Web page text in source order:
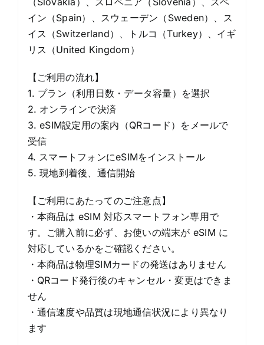
イン（Spain）、スウェーデン（Sweden）、ス
イス（Switzerland）、トルコ（Turkey）、イギ
リス（United Kingdom）
【ご利用の流れ】
1. プラン（利用日数・データ容量）を選択
2. オンラインで決済
3. eSIM設定用の案内（QRコード）をメールで
受信
4. スマートフォンにeSIMをインストール
5. 現地到着後、通信開始
【ご利用にあたってのご注意点】
・本商品は eSIM 対応スマートフォン専用で
す。ご購入前に必ず、お使いの端末が eSIM に
対応しているかをご確認ください。
・本商品は物理SIMカードの発送はありません
・QRコード発行後のキャンセル・変更はできま
せん
・通信速度や品質は現地通信状況により異なり
ます